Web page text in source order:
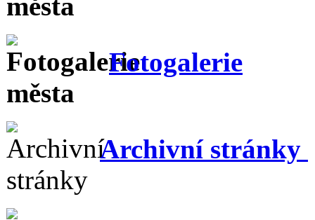
Fotogalerie
Archivní stránky